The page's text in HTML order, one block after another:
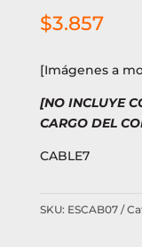
$3.857
[Imágenes a
[NO INCLUYE
CARGO DEL
CABLE7
SKU: ESCAB07